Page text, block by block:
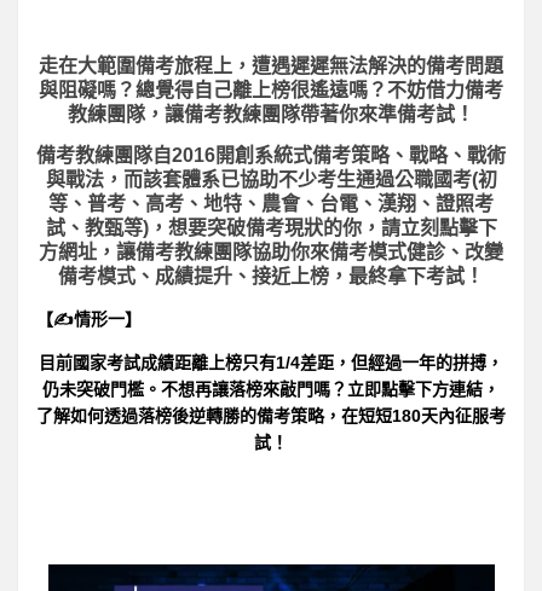
走在大範圍備考旅程上， 遭遇遲遲無法解決的備考問題
與阻礙嗎？總覺得自己離上榜很遙遠嗎？不妨借力備考
教練團隊，讓備考教練團隊帶著你來準備考試！
備考教練團隊自2016開創系統式備考策略、戰略、戰術
與戰法，而該套體系已協助不少考生通過公職國考(初
等、普考、高考、地特、農會、台電、漢翔、證照考
試、教甄等)，想要突破備考現狀的你，請立刻點擊下
方網址，讓備考教練團隊協助你來備考模式健診、改變
備考模式、成績提升、接近上榜，最終拿下考試！
【✍情形一】
目前國家考試成績距離上榜只有1/4差距，但經過一年的拼搏，
仍未突破門檻。不想再讓落榜來敲門嗎？立即點擊下方連結，
了解如何透過落榜後逆轉勝的備考策略，在短短180天內征服考
試！